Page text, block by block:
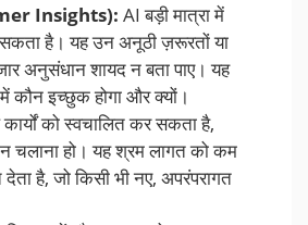
Insights): AI बड़ी मात्रा में
सकता है। यह उन अनूठी ज़रूरतों या
अनुसंधान शायद न बता पाए। यह
कौन इच्छुक होगा और क्यों।
कार्यों को स्वचालित कर सकता है,
चलाना हो। यह श्रम लागत को कम
है, जो किसी भी नए, अपरंपरागत